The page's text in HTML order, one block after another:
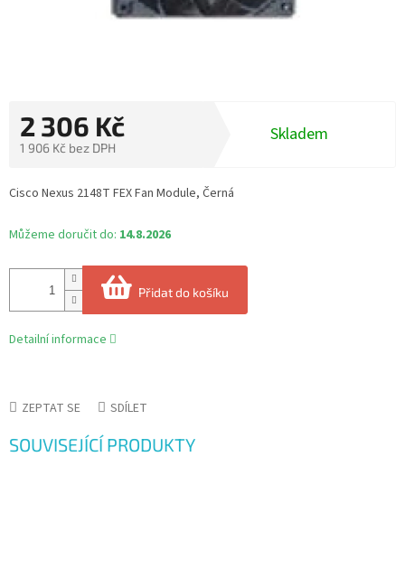
2 306 Kč
1 906 Kč bez DPH
cena:
Skladem
Můžeme doručit do: 14.8.2026
Přidat do košíku
Cisco Nexus 2148T FEX Fan Module, Černá
Detailní informace
ZEPTAT SE SDÍLET
SOUVISEJÍCÍ PRODUKTY